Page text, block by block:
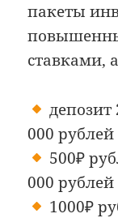
пакеты
ставками,
000 рублей
500₽
000 рублей
1000₽